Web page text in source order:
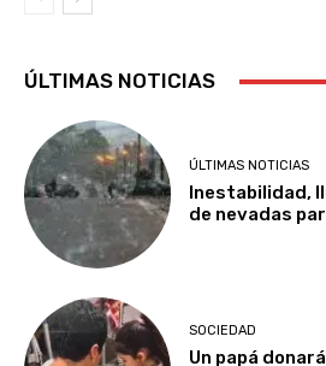
ÚLTIMAS NOTICIAS
ÚLTIMAS NOTICIAS
Inestabilidad,
de nevadas
SOCIEDAD
Un papá